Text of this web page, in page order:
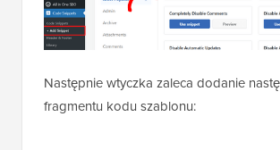
Następnie wtyczka zaleca dodanie
fragmentu kodu szablonu: